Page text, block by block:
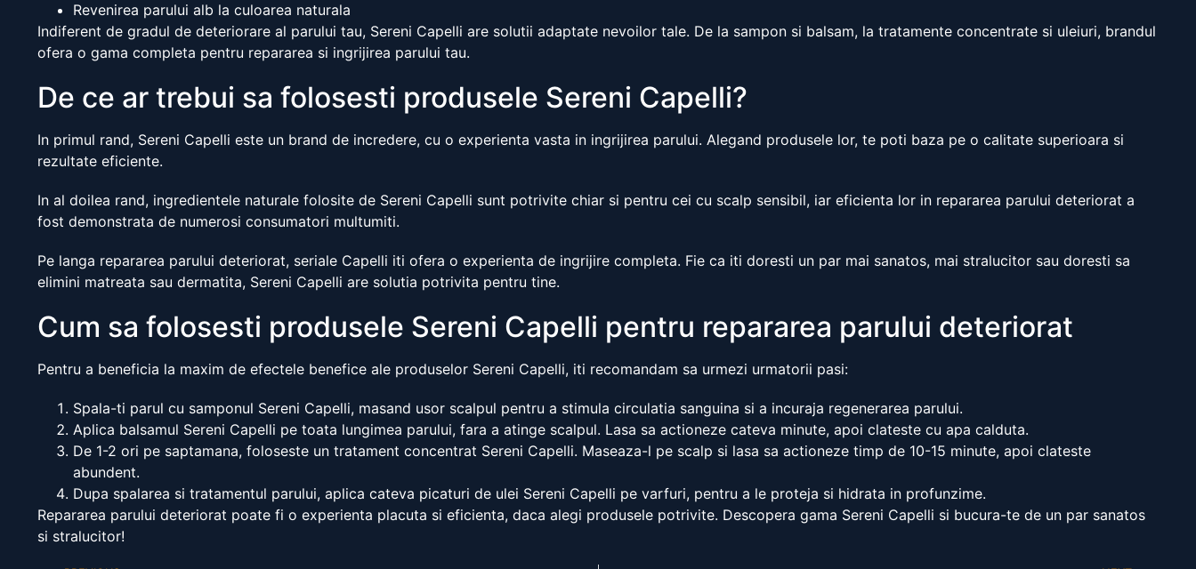
Revenirea parului alb la culoarea naturala
Indiferent de gradul de deteriorare al parului tau, Sereni Capelli are solutii adaptate nevoilor tale. De la sampon si balsam, la tratamente concentrate si uleiuri, brandul
ofera o gama completa pentru repararea si ingrijirea parului tau.
De ce ar trebui sa folosesti produsele Sereni Capelli?
In primul rand, Sereni Capelli este un brand de incredere, cu o experienta vasta in ingrijirea parului. Alegand produsele lor, te poti baza pe o calitate superioara si
rezultate eficiente.
In al doilea rand, ingredientele naturale folosite de Sereni Capelli sunt potrivite chiar si pentru cei cu scalp sensibil, iar eficienta lor in repararea parului deteriorat a
fost demonstrata de numerosi consumatori multumiti.
Pe langa repararea parului deteriorat, seriale Capelli iti ofera o experienta de ingrijire completa. Fie ca iti doresti un par mai sanatos, mai stralucitor sau doresti sa
elimini matreata sau dermatita, Sereni Capelli are solutia potrivita pentru tine.
Cum sa folosesti produsele Sereni Capelli pentru repararea parului deteriorat
Pentru a beneficia la maxim de efectele benefice ale produselor Sereni Capelli, iti recomandam sa urmezi urmatorii pasi:
Spala-ti parul cu samponul Sereni Capelli, masand usor scalpul pentru a stimula circulatia sanguina si a incuraja regenerarea parului.
Aplica balsamul Sereni Capelli pe toata lungimea parului, fara a atinge scalpul. Lasa sa actioneze cateva minute, apoi clateste cu apa calduta.
De 1-2 ori pe saptamana, foloseste un tratament concentrat Sereni Capelli. Maseaza-l pe scalp si lasa sa actioneze timp de 10-15 minute, apoi clateste
abundent.
Dupa spalarea si tratamentul parului, aplica cateva picaturi de ulei Sereni Capelli pe varfuri, pentru a le proteja si hidrata in profunzime.
Repararea parului deteriorat poate fi o experienta placuta si eficienta, daca alegi produsele potrivite. Descopera gama Sereni Capelli si bucura-te de un par sanatos
si stralucitor!